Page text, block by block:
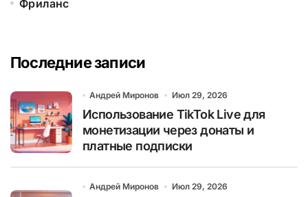
Фриланс
Последние записи
Андрей Миронов Июл 29, 2026
Использование TikTok Live для
монетизации через донаты и
платные подписки
Андрей Миронов Июл 29, 2026